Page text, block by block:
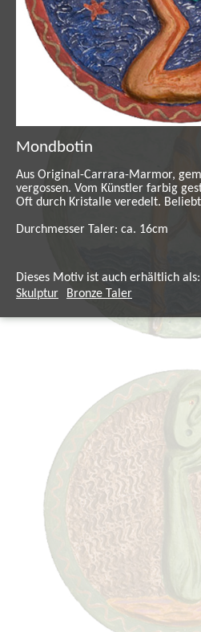
Mondbotin
Aus Original-Carrara-Marmor,
vergossen. Vom Künstler farbig
Oft durch Kristalle veredelt.
Durchmesser Taler: ca. 16cm
Dieses Motiv ist auch erhältlich als:
Skulptur
Bronze Taler
veredelt. Beliebte